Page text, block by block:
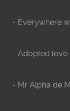
- Everywhere
- Adopted love
- Mr Alpha de